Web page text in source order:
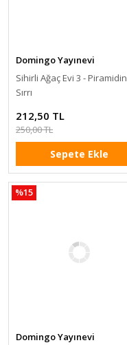
Domingo Yayınevi
Sihirli Ağaç Evi 3 - Piramidin
Sırrı
212,50 TL
250,00 TL
Sepete Ekle
%15
Domingo Yayınevi